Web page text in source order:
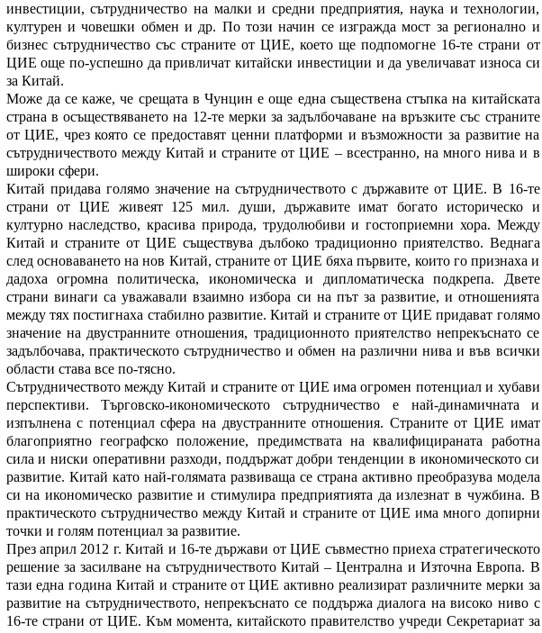
инвестиции, сътрудничество на малки и средни предприятия, наука и технологии,
културен и човешки обмен и др. По този начин се изгражда мост за регионално и
бизнес сътрудничество със страните от ЦИЕ, което ще подпомогне 16-те страни от
ЦИЕ още по-успешно да привличат китайски инвестиции и да увеличават износа си
за Китай.
Може да се каже, че срещата в Чунцин е още една съществена стъпка на китайската
страна в осъществяването на 12-те мерки за задълбочаване на връзките със страните
от ЦИЕ, чрез която се предоставят ценни платформи и възможности за развитие на
сътрудничеството между Китай и страните от ЦИЕ – всестранно, на много нива и в
широки сфери.
Китай придава голямо значение на сътрудничеството с държавите от ЦИЕ. В 16-те
страни от ЦИЕ живеят 125 мил. души, държавите имат богато историческо и
културно наследство, красива природа, трудолюбиви и гостоприемни хора. Между
Китай и страните от ЦИЕ съществува дълбоко традиционно приятелство. Веднага
след основаването на нов Китай, страните от ЦИЕ бяха първите, които го признаха и
дадоха огромна политическа, икономическа и дипломатическа подкрепа. Двете
страни винаги са уважавали взаимно избора си на път за развитие, и отношенията
между тях постигнаха стабилно развитие. Китай и страните от ЦИЕ придават голямо
значение на двустранните отношения, традиционното приятелство непрекъснато се
задълбочава, практическото сътрудничество и обмен на различни нива и във всички
области става все по-тясно.
Сътрудничеството между Китай и страните от ЦИЕ има огромен потенциал и хубави
перспективи. Търговско-икономическото сътрудничество е най-динамичната и
изпълнена с потенциал сфера на двустранните отношения. Страните от ЦИЕ имат
благоприятно географско положение, предимствата на квалифицираната работна
сила и ниски оперативни разходи, поддържат добри тенденции в икономическото си
развитие. Китай като най-голямата развиваща се страна активно преобразува модела
си на икономическо развитие и стимулира предприятията да излезнат в чужбина. В
практическото сътрудничество между Китай и страните от ЦИЕ има много допирни
точки и голям потенциал за развитие.
През април 2012 г. Китай и 16-те държави от ЦИЕ съвместно приеха стратегическото
решение за засилване на сътрудничеството Китай – Централна и Източна Европа. В
тази една година Китай и страните от ЦИЕ активно реализират различните мерки за
развитие на сътрудничеството, непрекъснато се поддържа диалога на високо ниво с
16-те страни от ЦИЕ. Към момента, китайското правителство учреди Секретариат за